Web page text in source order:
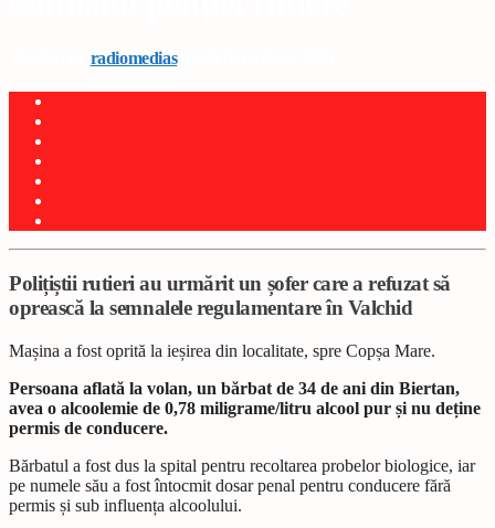
radiomediason 29 decembrie 2025
Polițiștii rutieri au urmărit un șofer care a refuzat să
oprească la semnalele regulamentare în Valchid
Mașina a fost oprită la ieșirea din localitate, spre Copșa Mare.
Persoana aflată la volan, un bărbat de 34 de ani din Biertan,
avea o alcoolemie de 0,78 miligrame/litru alcool pur și nu deține
permis de conducere.
Bărbatul a fost dus la spital pentru recoltarea probelor biologice, iar
pe numele său a fost întocmit dosar penal pentru conducere fără
permis și sub influența alcoolului.